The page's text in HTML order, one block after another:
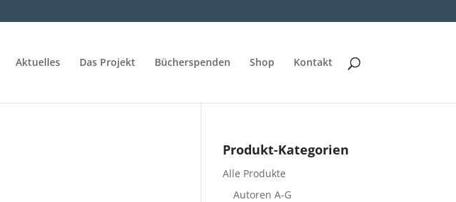
Aktuelles Das Projekt Bücherspenden Shop Kontakt
Produkt-Kategorien
Alle Produkte
Autoren A-G